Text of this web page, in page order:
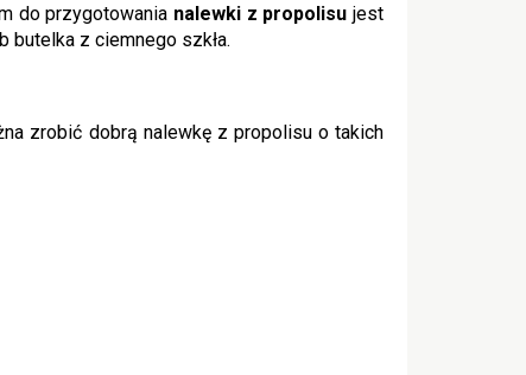
do przygotowania nalewki z propolisu jest
butelka z ciemnego szkła.
zrobić dobrą nalewkę z propolisu o takich